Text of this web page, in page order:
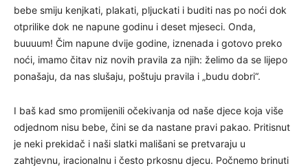
bebe smiju kenjkati, plakati, pljuckati i buditi nas po noći dok
otprilike dok ne napune godinu i deset mjeseci. Onda,
buuuum! Čim napune dvije godine, iznenada i gotovo preko
noći, imamo čitav niz novih pravila za njih: želimo da se lijepo
ponašaju, da nas slušaju, poštuju pravila i „budu dobri“.
I baš kad smo promijenili očekivanja od naše djece koja više
odjednom nisu bebe, čini se da nastane pravi pakao. Pritisnut
je neki prekidač i naši slatki mališani se pretvaraju u
zahtjevnu, iracionalnu i često prkosnu djecu. Počnemo brinuti